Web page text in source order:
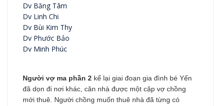
Dv Băng Tâm
Dv Linh Chi
Dv Bùi Kim Thy
Dv Phước Bảo
Dv Minh Phúc
Người vợ ma phần 2 kể lại giai đoạn gia đình bé Yến
đã dọn đi nơi khác, căn nhà được một cặp vợ chồng
mới thuê. Người chồng muốn thuê nhà đã từng có